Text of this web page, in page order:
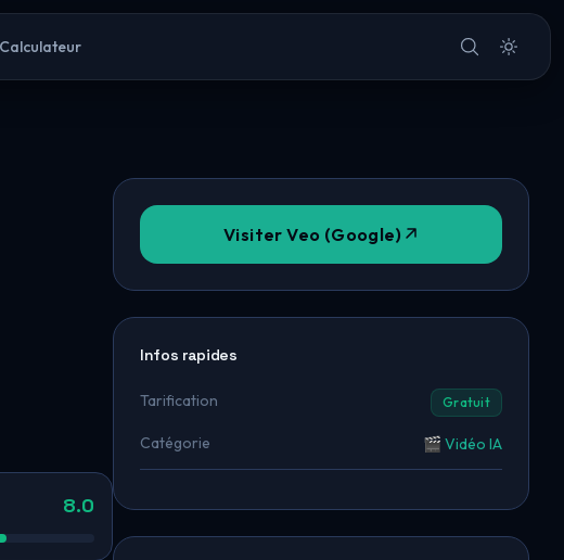
Calculateur
8.0
Visiter Veo (Google)
Infos rapides
Tarification Gratuit
Catégorie 🎬 Vidéo IA